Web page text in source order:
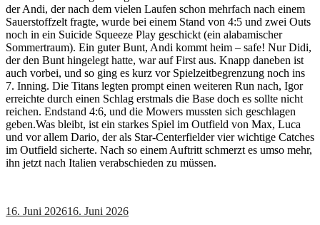
der Andi, der nach dem vielen Laufen schon mehrfach nach einem
Sauerstoffzelt fragte, wurde bei einem Stand von 4:5 und zwei Outs
noch in ein Suicide Squeeze Play geschickt (ein alabamischer
Sommertraum). Ein guter Bunt, Andi kommt heim – safe! Nur Didi,
der den Bunt hingelegt hatte, war auf First aus. Knapp daneben ist
auch vorbei, und so ging es kurz vor Spielzeitbegrenzung noch ins
7. Inning. Die Titans legten prompt einen weiteren Run nach, Igor
erreichte durch einen Schlag erstmals die Base doch es sollte nicht
reichen. Endstand 4:6, und die Mowers mussten sich geschlagen
geben.Was bleibt, ist ein starkes Spiel im Outfield von Max, Luca
und vor allem Dario, der als Star-Centerfielder vier wichtige Catches
im Outfield sicherte. Nach so einem Auftritt schmerzt es umso mehr,
ihn jetzt nach Italien verabschieden zu müssen.
16. Juni 202616. Juni 2026